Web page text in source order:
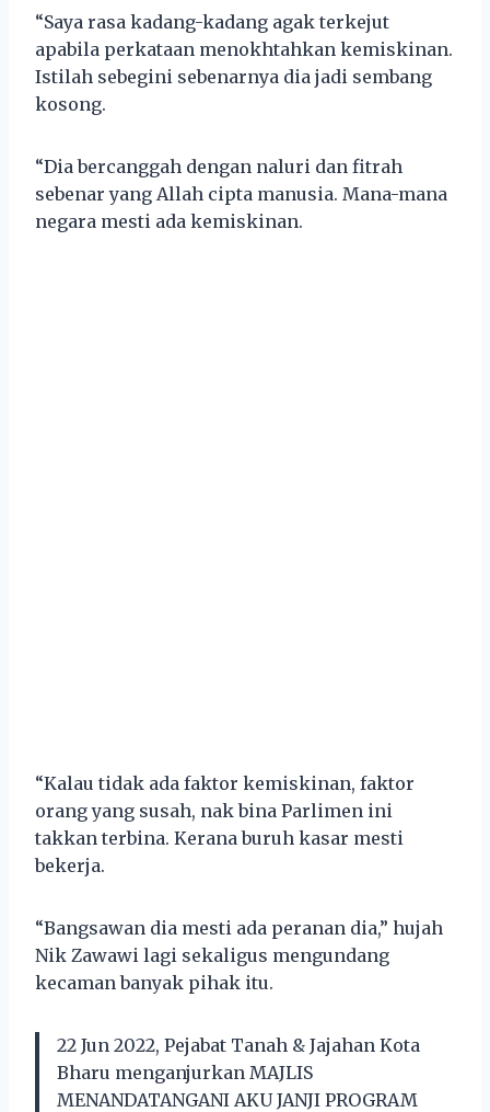
“Saya rasa kadang-kadang agak terkejut
apabila perkataan menokhtahkan kemiskinan.
Istilah sebegini sebenarnya dia jadi sembang
kosong.
“Dia bercanggah dengan naluri dan fitrah
sebenar yang Allah cipta manusia. Mana-mana
negara mesti ada kemiskinan.
“Kalau tidak ada faktor kemiskinan, faktor
orang yang susah, nak bina Parlimen ini
takkan terbina. Kerana buruh kasar mesti
bekerja.
“Bangsawan dia mesti ada peranan dia,” hujah
Nik Zawawi lagi sekaligus mengundang
kecaman banyak pihak itu.
22 Jun 2022, Pejabat Tanah & Jajahan Kota
Bharu menganjurkan MAJLIS
MENANDATANGANI AKU JANJI PROGRAM